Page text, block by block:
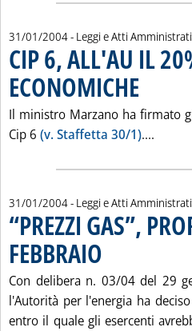
31/01/2004- Leggi e Atti
CIP 6, ALL'AU IL
ECONOMICHE
Il ministro Marzano ha firmato
Cip 6 (v. Staffetta 30/1)....
31/01/2004- Leggi e Atti
“PREZZI GAS”,
FEBBRAIO
Con delibera n. 03/04 del 29
l'Autorità per l'energia ha
entro il quale gli esercenti